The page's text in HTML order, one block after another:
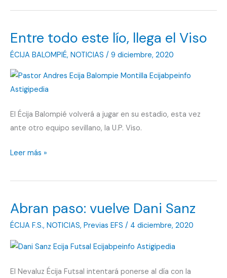
baluarte
Nevaluz
Entre todo este lío, llega el Viso
ÉCIJA BALOMPIÉ, NOTICIAS / 9 diciembre, 2020
El Écija Balompié volverá a jugar en su estadio, esta vez
ante otro equipo sevillano, la U.P. Viso.
Entre
este
llega
el
Leer más »
Abran paso: vuelve Dani Sanz
ÉCIJA F.S., NOTICIAS, Previas EFS / 4 diciembre, 2020
El Nevaluz Écija Futsal intentará ponerse al día con la